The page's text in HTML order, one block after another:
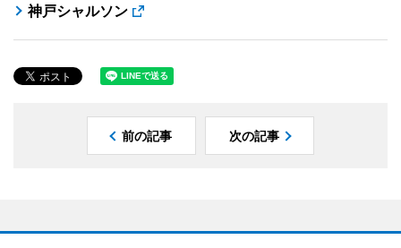
神戸シャルソン
前の記事 次の記事